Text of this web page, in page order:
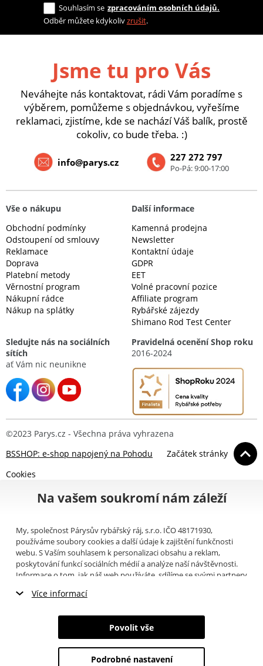
Souhlasím se zpracováním osobních údajů.
Odběr můžete kdykolivzrušit.
Jsme tu pro Vás
Neváhejte nás kontaktovat, rádi Vám poradíme s
výběrem, pomůžeme s objednávkou, vyřešíme
reklamaci, zjistíme, kde se nachází Váš balík, prostě
cokoliv, co bude třeba. :)
227 272 797
Po-Pá: 9:00-17:00
info@parys.cz
Vše o nákupu
Obchodní podmínky
Odstoupení od smlouvy
Reklamace
Doprava
Platební metody
Věrnostní program
Nákupní rádce
Nákup na splátky
Další informace
Kamenná prodejna
Newsletter
Kontaktní údaje
GDPR
EET
Volné pracovní pozice
Affiliate program
Rybářské zájezdy
Shimano Rod Test Center
Sledujte nás na sociálních
sítích
ať Vám nic neunikne
Pravidelná ocenění Shop roku
2016-2024
©2023 Parys.cz - Všechna práva vyhrazena
BSSHOP: e-shop napojený na Pohodu
Začátek stránky
Cookies
Na vašem soukromí nám záleží
My, společnost Párysův rybářský ráj, s.r.o. IČO 48171930,
používáme soubory cookies a další údaje k zajištění funkčnosti
webu. S Vaším souhlasem k personalizaci obsahu a reklam,
poskytování funkcí sociálních médií a analýze naší návštěvnosti.
Informace o tom, jak náš web používáte, sdílíme se svými partnery
můžete přečíst, jak tyto informace Google používá. Partneři tyto
poskytli nebo které získali v důsledku toho, že používáte jejich
služby. Tyto údaje zahrnují cookies, data z dalších úložišť, IP
adresu a další informace spojené s prohlížením webu. Svůj souhlas
Více informací
Nezbytné cookies
Marketingové cookies
Povolit vše
Podrobné nastavení